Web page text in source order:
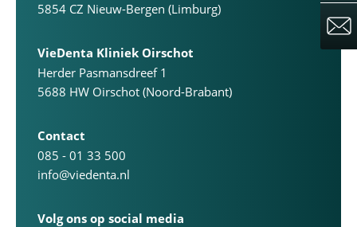
5854 CZ Nieuw-Bergen (Limburg)
VieDenta Kliniek Oirschot
Herder Pasmansdreef 1
5688 HW Oirschot (Noord-Brabant)
Contact
085 - 01 33 500
info@viedenta.nl
Volg ons op social media